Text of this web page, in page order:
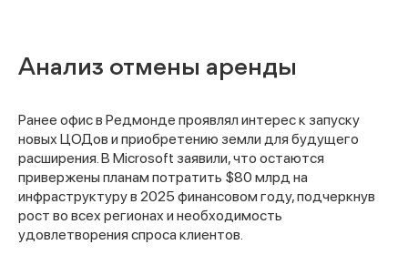
Анализ отмены аренды
Ранее офис в Редмонде проявлял интерес к запуску
новых ЦОДов и приобретению земли для будущего
расширения. В Microsoft заявили, что остаются
привержены планам потратить $80 млрд на
инфраструктуру в 2025 финансовом году, подчеркнув
рост во всех регионах и необходимость
удовлетворения спроса клиентов.